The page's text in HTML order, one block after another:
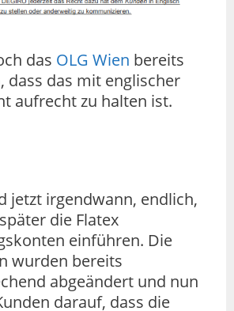
das OLG Wien bereits
dass das mit englischer
aufrecht zu halten ist.
jetzt irgendwann, endlich,
die Flatex
einführen. Die
wurden bereits
abgeändert und nun
darauf, dass die